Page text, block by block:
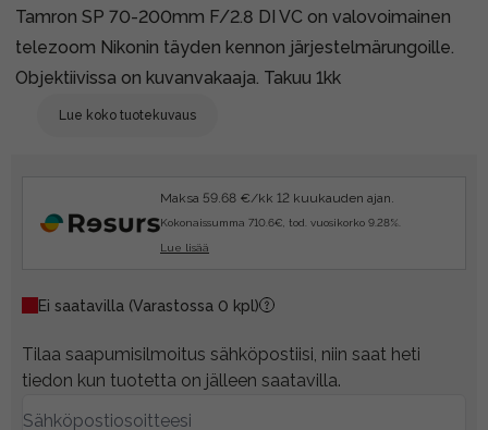
Tamron SP 70-200mm F/2.8 DI VC on valovoimainen
telezoom Nikonin täyden kennon järjestelmärungoille.
Objektiivissa on kuvanvakaaja. Takuu 1kk
Lue koko tuotekuvaus
Maksa 59.68 €/kk 12 kuukauden ajan.
Kokonaissumma 710.6€, tod. vuosikorko 9.28%.
Lue lisää
Ei saatavilla (Varastossa 0 kpl)
Tilaa saapumisilmoitus sähköpostiisi, niin saat heti
tiedon kun tuotetta on jälleen saatavilla.